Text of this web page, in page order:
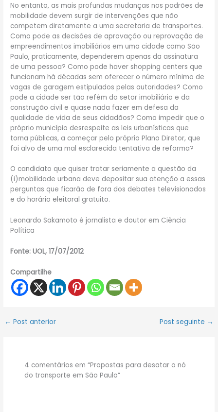
No entanto, as mais profundas mudanças nos padrões de
mobilidade devem surgir de intervenções que não
competem diretamente a uma secretaria de transportes.
Como pode as decisões de aprovação ou reprovação de
empreendimentos imobiliários em uma cidade como São
Paulo, praticamente, dependerem apenas da assinatura
de uma pessoa? Como pode haver shopping centers que
funcionam há décadas sem oferecer o número mínimo de
vagas de garagem estipulados pelas autoridades? Como
pode a cidade ser tão refém do setor imobiliário e da
construção civil e quase nada fazer em defesa da
qualidade de vida de seus cidadãos? Como impedir que o
próprio município desrespeite as leis urbanísticas que
torna públicas, a começar pelo próprio Plano Diretor, que
foi alvo de uma mal esclarecida tentativa de reforma?
O candidato que quiser tratar seriamente a questão da
(i)mobilidade urbana deve depositar sua atenção a essas
perguntas que ficarão de fora dos debates televisionados
e do horário eleitoral gratuito.
Leonardo Sakamoto é jornalista e doutor em Ciência
Política
Fonte: UOL, 17/07/2012
Compartilhe
← Post anterior Post seguinte →
4 comentários em “Propostas para desatar o nó
do transporte em São Paulo”